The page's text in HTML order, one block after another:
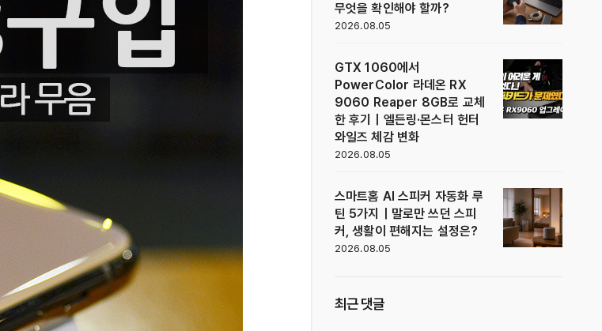
무엇을 확인해야 할까?
2026.08.05
GTX 1060에서
PowerColor 라데온 RX
9060 Reaper 8GB로 교체
한 후기｜엘든링·몬스터 헌터
와일즈 체감 변화
2026.08.05
스마트홈 AI 스피커 자동화 루
틴 5가지｜말로만 쓰던 스피
커, 생활이 편해지는 설정은?
2026.08.05
최근 댓글